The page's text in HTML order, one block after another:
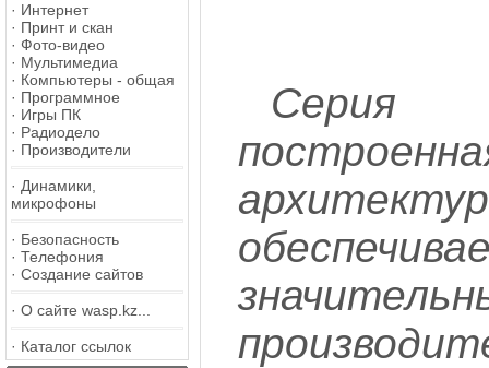
· Интернет
· Принт и скан
· Фото-видео
· Мультимедиа
· Компьютеры - общая
· Программное
· Игры ПК
· Радиодело
· Производители
· Динамики,
микрофоны
· Безопасность
· Телефония
· Создание сайтов
· О сайте wasp.kz...
· Каталог ссылок